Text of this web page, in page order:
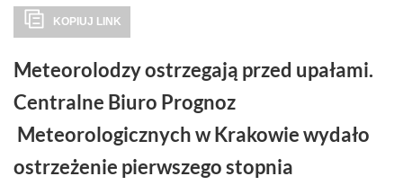
KOPIUJ LINK
Meteorolodzy ostrzegają przed upałami.
Centralne Biuro Prognoz
Meteorologicznych w Krakowie wydało
ostrzeżenie pierwszego stopnia